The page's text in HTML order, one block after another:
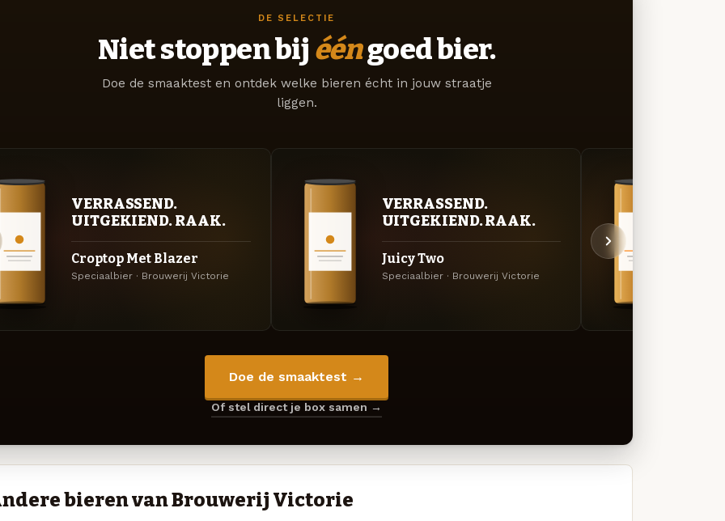
DE SELECTIE
Niet stoppen bij ééngoed bier.
Doe de smaaktest en ontdek welke bieren écht in jouw straatje
liggen.
VERRASSEND.
UITGEKIEND. RAAK.
Croptop Met Blazer
Speciaalbier · Brouwerij Victorie
VERRASSEND.
UITGEKIEND. RAAK.
Juicy Two
Speciaalbier · Brouwerij Victorie
Doe de smaaktest →
Of stel direct je box samen →
bieren van Brouwerij Victorie